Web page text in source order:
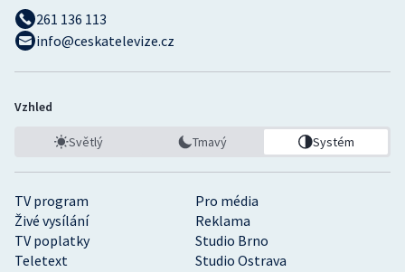
TV program
Pro média
Živé vysílání
Reklama
TV poplatky
Studio Brno
Teletext
Studio Ostrava
261 136 113
info@ceskatelevize.cz
Vzhled
Světlý Tmavý Systém